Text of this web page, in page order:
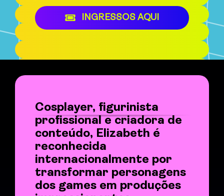
INGRESSOS AQUI
Cosplayer, figurinista
profissional e criadora de
conteúdo, Elizabeth é
reconhecida
internacionalmente por
transformar personagens
dos games em produções